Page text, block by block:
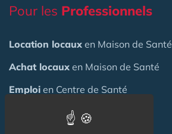
Pour les Professionnels
Location locaux en Maison de Santé
Achat locaux en Maison de Santé
Emploi en Centre de Santé
en Maison de Santé